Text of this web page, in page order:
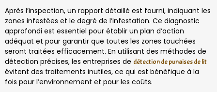
Après l’inspection, un rapport détaillé est fourni, indiquant les
zones infestées et le degré de l’infestation. Ce diagnostic
approfondi est essentiel pour établir un plan d’action
adéquat et pour garantir que toutes les zones touchées
seront traitées efficacement. En utilisant des méthodes de
détection précises, les entreprises de détection de punaises de lit
évitent des traitements inutiles, ce qui est bénéfique à la
fois pour l’environnement et pour les coûts.